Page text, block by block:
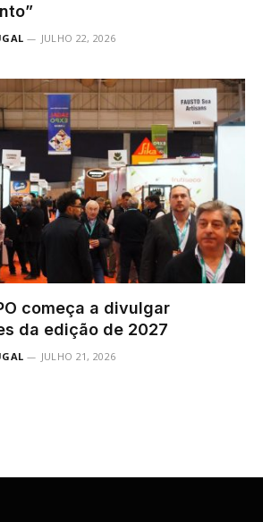
JULHO 22, 2026
começa a divulgar
da edição de 2027
JULHO 21, 2026